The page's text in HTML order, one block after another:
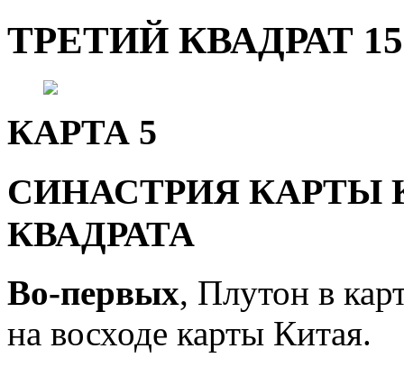
ТРЕТИЙ КВАДРАТ
КАРТА 5
СИНАСТРИЯ КАРТЫ
КВАДРАТА
Во-первых, Плутон в
на восходе карты Китая.